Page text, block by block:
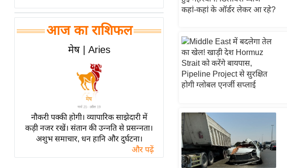
बॉलीवुड
हॉलीवुड
फिल्म समीक्षा
लाइफस्टाइल
टेक्नॉलॉजी
ब्यूटी/फैशन
घरेलू नुस्खे
आज का राशिफल
मेष | Aries
नौकरी पक्की होगी। व्यापारिक साझेदारी में
कड़ी नजर रखें। संतान की उन्नति से प्रसन्नता।
अशुभ समाचार, धन हानि और दुर्घटना।
और पढ़ें